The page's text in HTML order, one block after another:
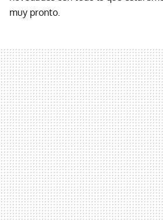
muy pronto.